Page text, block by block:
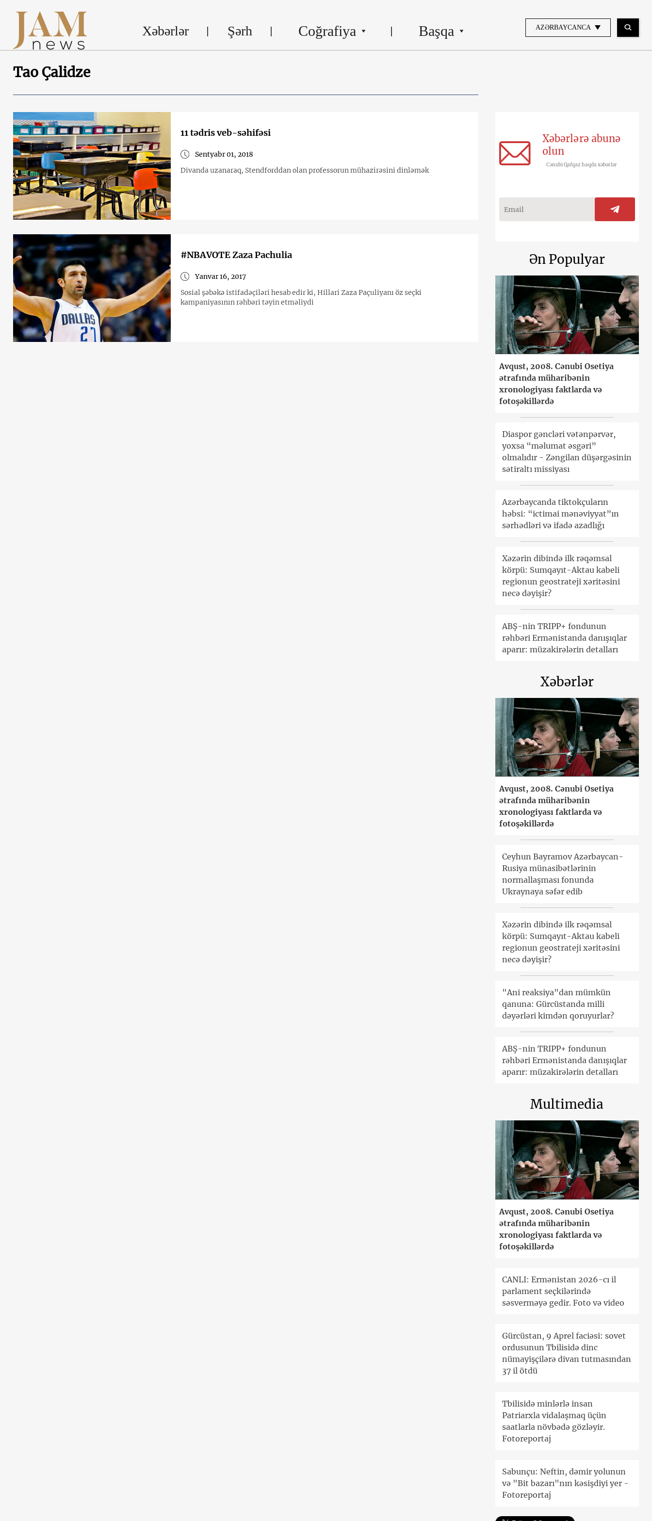
Xəbərlər Şərh Coğrafiya Başqa AZƏRBAYCANCA
Tao Çalidze
11 tədris veb-səhifəsi
Sentyabr 01, 2018
Divanda uzanaraq, Stendforddan olan professorun mühazirəsini dinləmək
#NBAVOTE Zaza Pachulia
Yanvar 16, 2017
Sosial şəbəkə istifadəçiləri hesab edir ki, Hillari Zaza Paçuliyanı öz seçki
kampaniyasının rəhbəri təyin etməliydi
Xəbərlərə abunə
olun
Cənubi Qafqaz haqda xəbərlər
Ən Populyar
Avqust, 2008. Cənubi Osetiya
ətrafında müharibənin
xronologiyası faktlarda və
fotoşəkillərdə
Diaspor gəncləri vətənpərvər,
yoxsa “məlumat əsgəri”
olmalıdır - Zəngilan düşərgəsinin
sətiraltı missiyası
Azərbaycanda tiktokçuların
həbsi: “ictimai mənəviyyat”ın
sərhədləri və ifadə azadlığı
Xəzərin dibində ilk rəqəmsal
körpü: Sumqayıt-Aktau kabeli
regionun geostrateji xəritəsini
necə dəyişir?
ABŞ-nin TRIPP+ fondunun
rəhbəri Ermənistanda danışıqlar
aparır: müzakirələrin detalları
Xəbərlər
Avqust, 2008. Cənubi Osetiya
ətrafında müharibənin
xronologiyası faktlarda və
fotoşəkillərdə
Ceyhun Bayramov Azərbaycan-
Rusiya münasibətlərinin
normallaşması fonunda
Ukraynaya səfər edib
Xəzərin dibində ilk rəqəmsal
körpü: Sumqayıt-Aktau kabeli
regionun geostrateji xəritəsini
necə dəyişir?
"Ani reaksiya"dan mümkün
qanuna: Gürcüstanda milli
dəyərləri kimdən qoruyurlar?
ABŞ-nin TRIPP+ fondunun
rəhbəri Ermənistanda danışıqlar
aparır: müzakirələrin detalları
Multimedia
Avqust, 2008. Cənubi Osetiya
ətrafında müharibənin
xronologiyası faktlarda və
fotoşəkillərdə
CANLI: Ermənistan 2026-cı il
parlament seçkilərində
səsverməyə gedir. Foto və video
Gürcüstan, 9 Aprel faciəsi: sovet
ordusunun Tbilisidə dinc
nümayişçilərə divan tutmasından
37 il ötdü
Tbilisidə minlərlə insan
Patriarxla vidalaşmaq üçün
saatlarla növbədə gözləyir.
Fotoreportaj
Sabunçu: Neftin, dəmir yolunun
və "Bit bazarı"nın kəsişdiyi yer -
Fotoreportaj